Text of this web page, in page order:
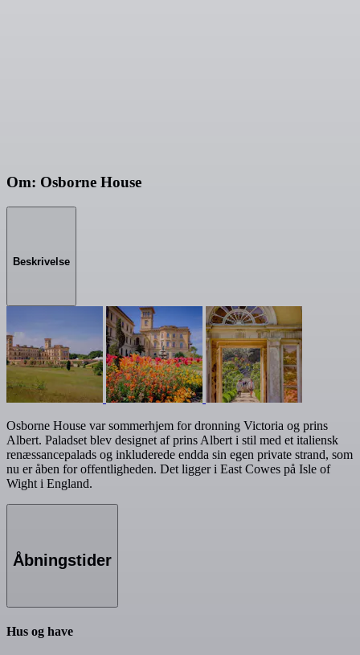
Om: Osborne House
Beskrivelse
Osborne House var sommerhjem for dronning Victoria og prins
Albert. Paladset blev designet af prins Albert i stil med et italiensk
renæssancepalads og inkluderede endda sin egen private strand, som
nu er åben for offentligheden. Det ligger i East Cowes på Isle of
Wight i England.
Åbningstider
Hus og have